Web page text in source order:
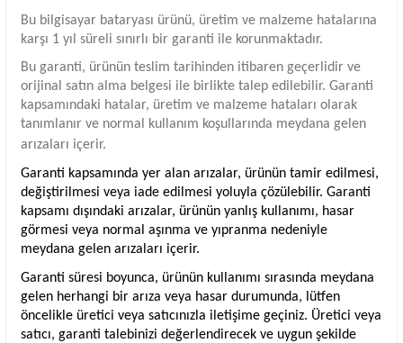
Bu bilgisayar bataryası ürünü, üretim ve malzeme hatalarına
karşı 1 yıl süreli sınırlı bir garanti ile korunmaktadır.
Bu garanti, ürünün teslim tarihinden itibaren geçerlidir ve
orijinal satın alma belgesi ile birlikte talep edilebilir. Garanti
kapsamındaki hatalar, üretim ve malzeme hataları olarak
tanımlanır ve normal kullanım koşullarında meydana gelen
arızaları içerir.
Garanti kapsamında yer alan arızalar, ürünün tamir edilmesi,
değiştirilmesi veya iade edilmesi yoluyla çözülebilir. Garanti
kapsamı dışındaki arızalar, ürünün yanlış kullanımı, hasar
görmesi veya normal aşınma ve yıpranma nedeniyle
meydana gelen arızaları içerir.
Garanti süresi boyunca, ürünün kullanımı sırasında meydana
gelen herhangi bir arıza veya hasar durumunda, lütfen
öncelikle üretici veya satıcınızla iletişime geçiniz. Üretici veya
satıcı, garanti talebinizi değerlendirecek ve uygun şekilde